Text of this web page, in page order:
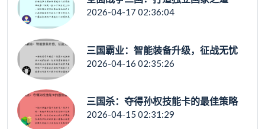
2026-04-17 02:36:04
三国霸业：智能装备升级，征战无忧
2026-04-16 02:35:26
三国杀：夺得孙权技能卡的最佳策略
2026-04-15 02:31:29